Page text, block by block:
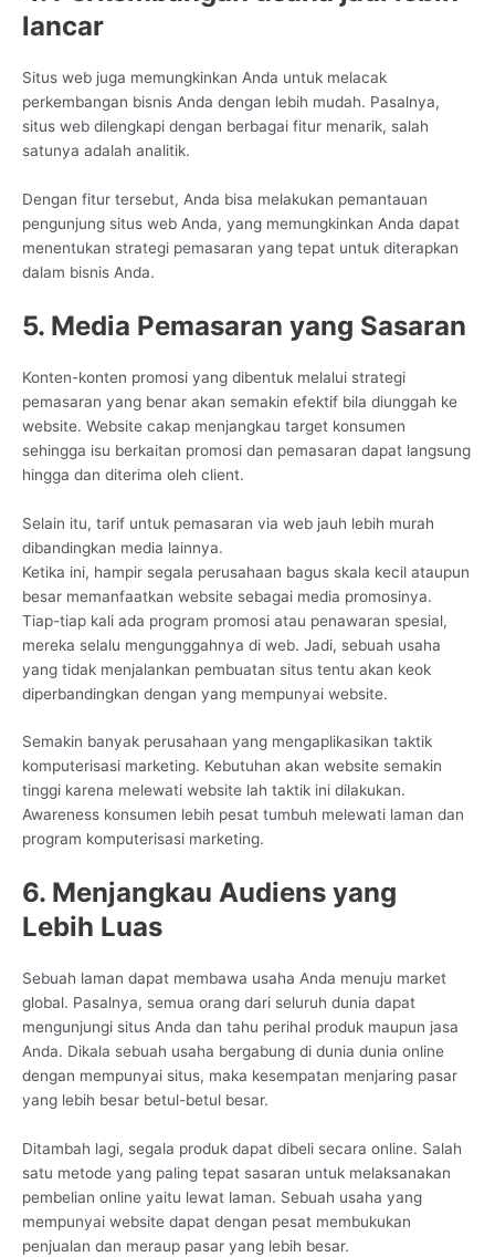
lancar
Situs web juga memungkinkan Anda untuk melacak
perkembangan bisnis Anda dengan lebih mudah. Pasalnya,
situs web dilengkapi dengan berbagai fitur menarik, salah
satunya adalah analitik.
Dengan fitur tersebut, Anda bisa melakukan pemantauan
pengunjung situs web Anda, yang memungkinkan Anda dapat
menentukan strategi pemasaran yang tepat untuk diterapkan
dalam bisnis Anda.
5. Media Pemasaran yang Sasaran
Konten-konten promosi yang dibentuk melalui strategi
pemasaran yang benar akan semakin efektif bila diunggah ke
website. Website cakap menjangkau target konsumen
sehingga isu berkaitan promosi dan pemasaran dapat langsung
hingga dan diterima oleh client.
Selain itu, tarif untuk pemasaran via web jauh lebih murah
dibandingkan media lainnya.
Ketika ini, hampir segala perusahaan bagus skala kecil ataupun
besar memanfaatkan website sebagai media promosinya.
Tiap-tiap kali ada program promosi atau penawaran spesial,
mereka selalu mengunggahnya di web. Jadi, sebuah usaha
yang tidak menjalankan pembuatan situs tentu akan keok
diperbandingkan dengan yang mempunyai website.
Semakin banyak perusahaan yang mengaplikasikan taktik
komputerisasi marketing. Kebutuhan akan website semakin
tinggi karena melewati website lah taktik ini dilakukan.
Awareness konsumen lebih pesat tumbuh melewati laman dan
program komputerisasi marketing.
6. Menjangkau Audiens yang
Lebih Luas
Sebuah laman dapat membawa usaha Anda menuju market
global. Pasalnya, semua orang dari seluruh dunia dapat
mengunjungi situs Anda dan tahu perihal produk maupun jasa
Anda. Dikala sebuah usaha bergabung di dunia dunia online
dengan mempunyai situs, maka kesempatan menjaring pasar
yang lebih besar betul-betul besar.
Ditambah lagi, segala produk dapat dibeli secara online. Salah
satu metode yang paling tepat sasaran untuk melaksanakan
pembelian online yaitu lewat laman. Sebuah usaha yang
mempunyai website dapat dengan pesat membukukan
penjualan dan meraup pasar yang lebih besar.